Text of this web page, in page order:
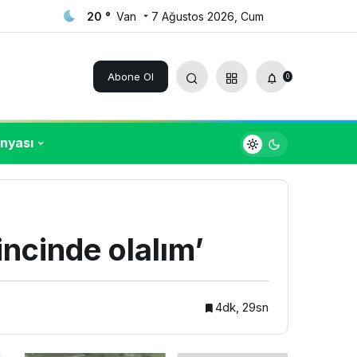
20 ° Van 7 Ağustos 2026, Cum
Abone Ol 0
olalım’
4dk, 29sn
Yorum Yap